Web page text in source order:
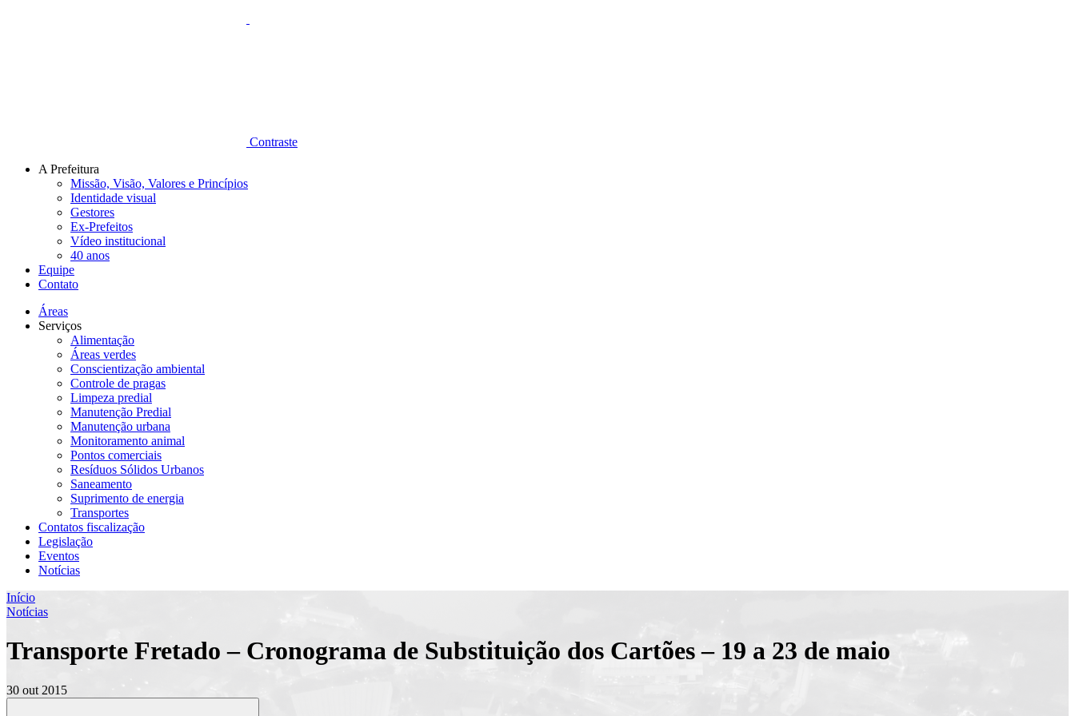
Contraste
A Prefeitura
Missão, Visão, Valores e Princípios
Identidade visual
Gestores
Ex-Prefeitos
Vídeo institucional
40 anos
Equipe
Contato
Áreas
Serviços
Alimentação
Áreas verdes
Conscientização ambiental
Controle de pragas
Limpeza predial
Manutenção Predial
Manutenção urbana
Monitoramento animal
Pontos comerciais
Resíduos Sólidos Urbanos
Saneamento
Suprimento de energia
Transportes
Contatos fiscalização
Legislação
Eventos
Notícias
Início
Notícias
Transporte Fretado – Cronograma de Substituição dos Cartões – 19 a 23 de maio
30 out 2015